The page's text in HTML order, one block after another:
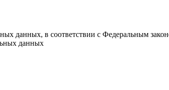
данных, в соответствии с Федеральным
данных